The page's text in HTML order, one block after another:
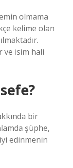
olmama
kelime olan
ve isim hali
bir
şüphe,
edinmenin